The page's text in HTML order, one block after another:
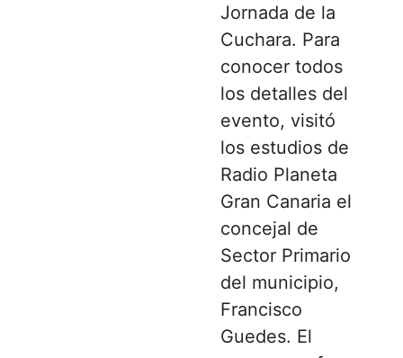
Jornada de la
Cuchara. Para
conocer todos
los detalles del
evento, visitó
los estudios de
Radio Planeta
Gran Canaria el
concejal de
Sector Primario
del municipio,
Francisco
Guedes. El